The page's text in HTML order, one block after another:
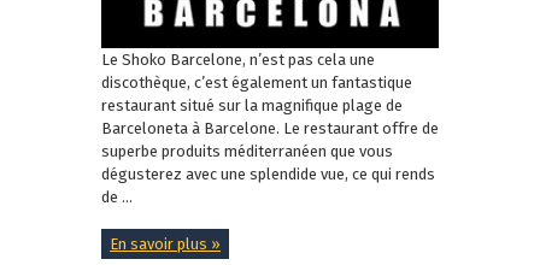
Le Shoko Barcelone, n’est pas cela une
discothèque, c’est également un fantastique
restaurant situé sur la magnifique plage de
Barceloneta à Barcelone. Le restaurant offre de
superbe produits méditerranéen que vous
dégusterez avec une splendide vue, ce qui rends
de ...
En savoir plus »